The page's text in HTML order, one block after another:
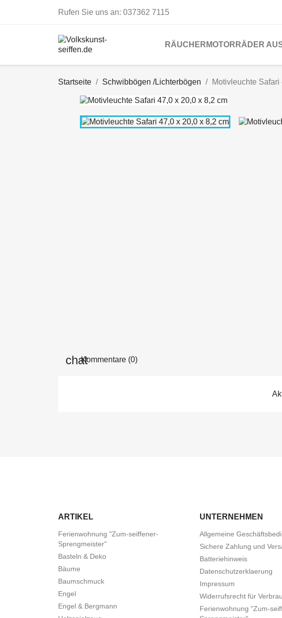
Rufen Sie uns an: 037362 7115
RÄUCHERMOTORRÄDER
Startseite Schwibbögen /Lichterbögen Motivleuchte
Kommentare (0)
ARTIKEL
Ferienwohnung "Zum-seiffener-
Sprengmeister"
Basteln & Deko
Bäume
Baumschmuck
Engel
Engel & Bergmann
UNTERNEHMEN
Allgemeine
Sichere Zahlung und
Batteriehinweis
Datenschutzerklaerung
Impressum
Widerrufsrecht für
Ferienwohnung "Zum-